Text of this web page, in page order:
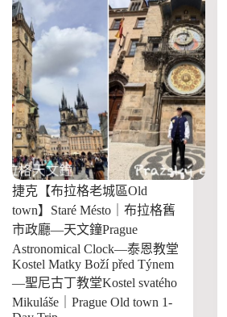
捷克【布拉格老城區Old
town】Staré Mésto｜布拉格舊
市政廳—天文鐘Prague
Astronomical Clock—泰恩教堂
Kostel Matky Boží před Týnem
—聖尼古丁教堂Kostel svatého
Mikuláše｜Prague Old town 1-